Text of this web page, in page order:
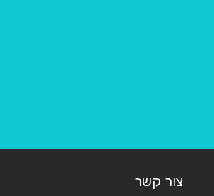
צור קשר